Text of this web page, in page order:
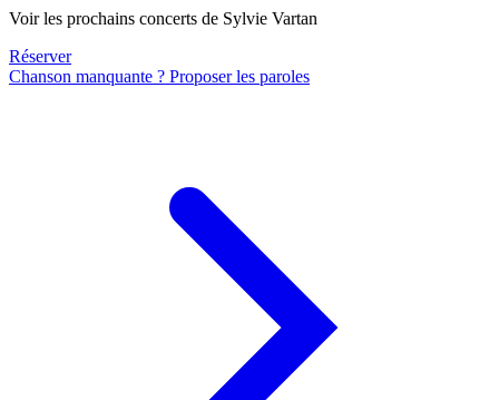
Voir les prochains concerts de Sylvie Vartan
Réserver
Chanson manquante ? Proposer les paroles